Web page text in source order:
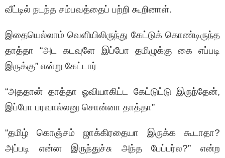
வீட்டில் நடந்த சம்பவத்தைப் பற்றி கூறினாள்.
இதையெல்லாம் வெளியிலிருந்து கேட்டுக் கொண்டிருந்த
தாத்தா “அட கடவுளே இப்போ தமிழுக்கு கை எப்படி
இருக்கு” என்று கேட்டார்
“அததான் தாத்தா ஓவியாகிட்ட கேட்டுட்டு இருந்தேன்,
இப்போ பரவால்லனு சொன்னா தாத்தா”
“தமிழ் கொஞ்சம் ஜாக்கிரதையா இருக்க கூடாதா?
அப்படி என்ன இருந்துச்சு அந்த பேப்பர்ல?” என்ற